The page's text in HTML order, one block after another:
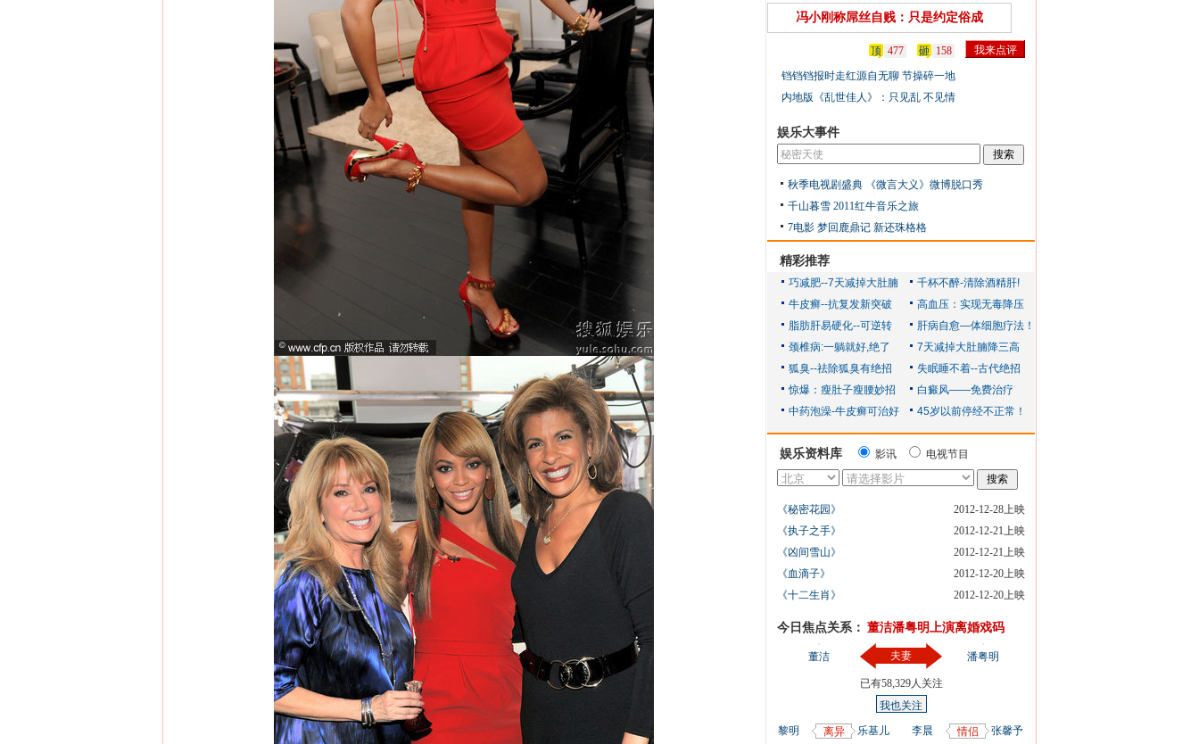
冯小刚称屌丝自贱：只是约定俗成
顶 477 砸
158
铛铛铛报时走红源自无聊 节操碎一地
内地版《乱世佳人》：只见乱 不见情
娱乐大事件
秋季电视剧盛典
《微言大义》微博脱口秀
千山暮雪 2011红牛音乐之旅
7电影 梦回鹿鼎记 新还珠格格
精彩推荐
娱乐资料库 影讯 电视节目
《秘密花园》
2012-12-28上映
《执子之手》
2012-12-21上映
《凶间雪山》
2012-12-21上映
《血滴子》
2012-12-20上映
《十二生肖》
2012-12-20上映
今日焦点关系： 董洁潘粤明上演离婚戏码
董洁 夫妻
已有58,329人关注
我也关注
潘粤明
黎明 离异
乐基儿
李晨 情侣
张馨予